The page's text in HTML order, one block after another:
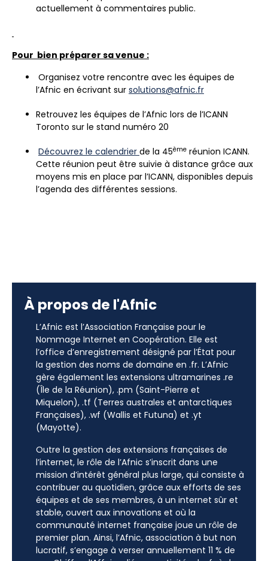
actuellement à commentaires public.
Pour bien préparer sa venue :
Organisez votre rencontre avec les équipes de
l’Afnic en écrivant sur solutions@afnic.fr
Retrouvez les équipes de l’Afnic lors de l’ICANN
Toronto sur le stand numéro 20
Découvrez le calendrier de la 45ème réunion ICANN.
Cette réunion peut être suivie à distance grâce aux
moyens mis en place par l’ICANN, disponibles depuis
l’agenda des différentes sessions.
À propos de l'Afnic
L’Afnic est l’Association Française pour le
Nommage Internet en Coopération. Elle est
l’office d’enregistrement désigné par l’État pour
la gestion des noms de domaine en .fr. L’Afnic
gère également les extensions ultramarines .re
(Île de la Réunion), .pm (Saint-Pierre et
Miquelon), .tf (Terres australes et antarctiques
Françaises), .wf (Wallis et Futuna) et .yt
(Mayotte).
Outre la gestion des extensions françaises de
l’internet, le rôle de l’Afnic s’inscrit dans une
mission d’intérêt général plus large, qui consiste à
contribuer au quotidien, grâce aux efforts de ses
équipes et de ses membres, à un internet sûr et
stable, ouvert aux innovations et où la
communauté internet française joue un rôle de
premier plan. Ainsi, l’Afnic, association à but non
lucratif, s’engage à verser annuellement 11 % de